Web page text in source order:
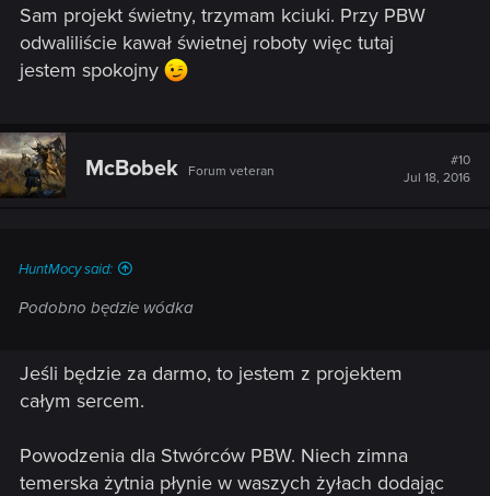
Sam projekt świetny, trzymam kciuki. Przy PBW
odwaliliście kawał świetnej roboty więc tutaj
jestem spokojny
McBobek Forum veteran
#10
Jul 18, 2016
HuntMocy said:
Podobno będzie wódka
Jeśli będzie za darmo, to jestem z projektem
całym sercem.
Powodzenia dla Stwórców PBW. Niech zimna
temerska żytnia płynie w waszych żyłach dodając